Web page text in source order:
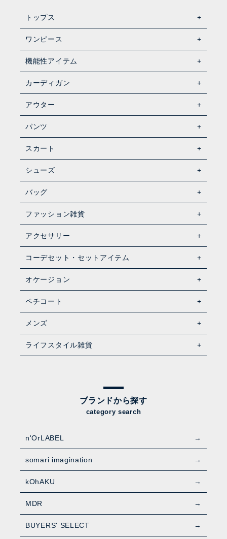
トップス
ワンピース
機能性アイテム
カーディガン
アウター
パンツ
スカート
シューズ
バッグ
ファッション雑貨
アクセサリー
コーデセット・セットアイテム
オケージョン
ペチコート
メンズ
ライフスタイル雑貨
ブランドから探す
category search
n'OrLABEL
somari imagination
kOhAKU
MDR
BUYERS' SELECT